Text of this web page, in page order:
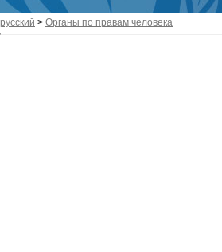
русский > Органы по правам человека